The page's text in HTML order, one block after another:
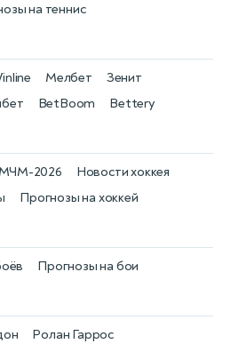
на теннис
BetBoom
Мелбет
Bettery
Зенит
Новости хоккея
Прогнозы на хоккей
2026
Прогнозы на бои
Ролан Гаррос